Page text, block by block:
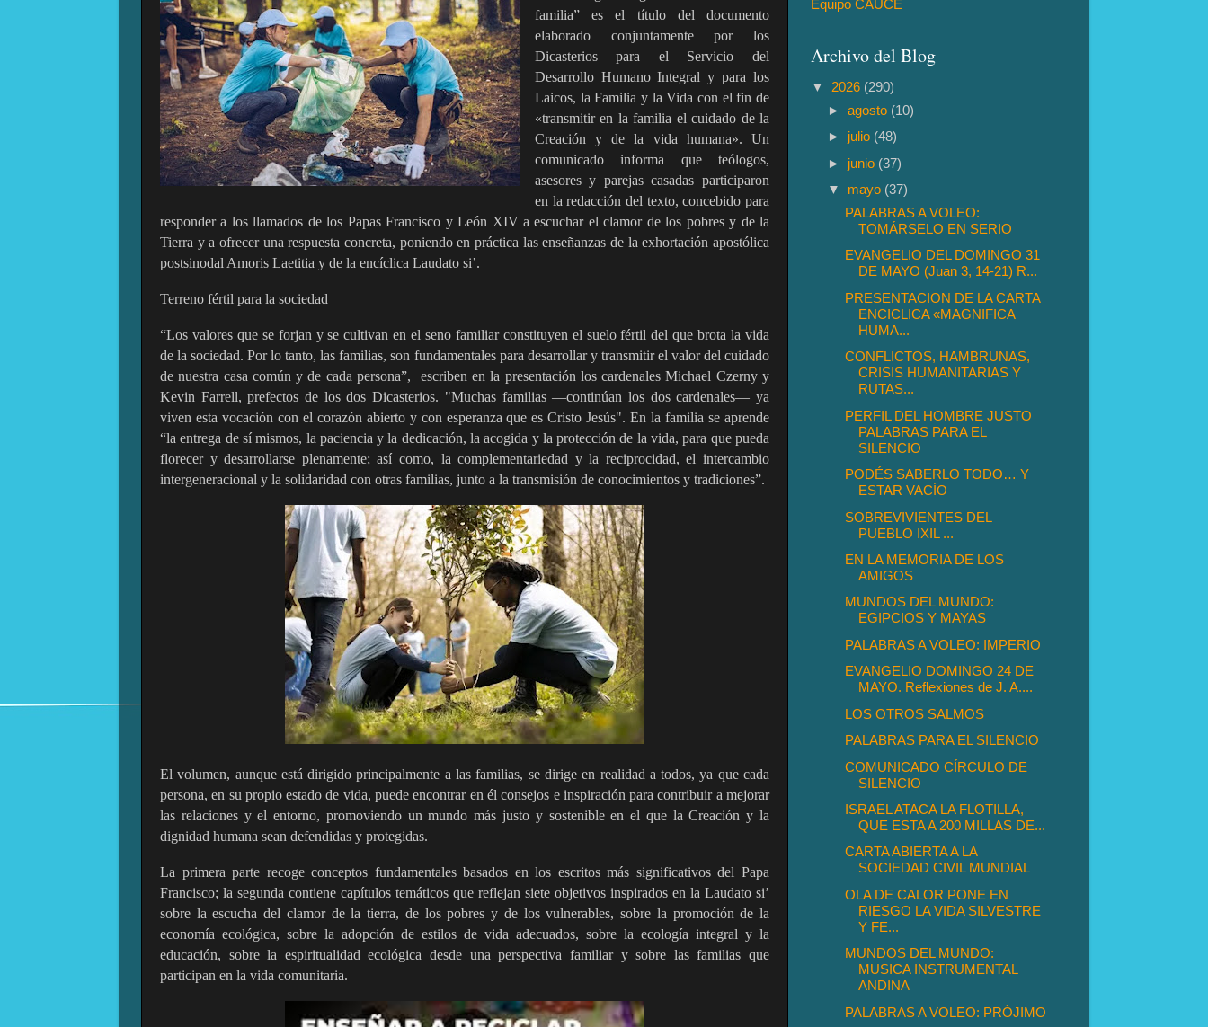
familia” es el título del documento
elaborado conjuntamente por los
Dicasterios para el Servicio del
Desarrollo Humano Integral y para los
Laicos, la Familia y la Vida con el fin de
«transmitir en la familia el cuidado de la
Creación y de la vida humana». Un
comunicado informa que teólogos,
asesores y parejas casadas participaron
en la redacción del texto, concebido para
responder a los llamados de los Papas Francisco y León XIV a escuchar el clamor de los pobres y de la
Tierra y a ofrecer una respuesta concreta, poniendo en práctica las enseñanzas de la exhortación apostólica
postsinodal Amoris Laetitia y de la encíclica Laudato si’.
Terreno fértil para la sociedad
“Los valores que se forjan y se cultivan en el seno familiar constituyen el suelo fértil del que brota la vida
de la sociedad. Por lo tanto, las familias, son fundamentales para desarrollar y transmitir el valor del cuidado
de nuestra casa común y de cada persona”, escriben en la presentación los cardenales Michael Czerny y
Kevin Farrell, prefectos de los dos Dicasterios. "Muchas familias —continúan los dos cardenales— ya
viven esta vocación con el corazón abierto y con esperanza que es Cristo Jesús". En la familia se aprende
“la entrega de sí mismos, la paciencia y la dedicación, la acogida y la protección de la vida, para que pueda
florecer y desarrollarse plenamente; así como, la complementariedad y la reciprocidad, el intercambio
intergeneracional y la solidaridad con otras familias, junto a la transmisión de conocimientos y tradiciones”.
El volumen, aunque está dirigido principalmente a las familias, se dirige en realidad a todos, ya que cada
persona, en su propio estado de vida, puede encontrar en él consejos e inspiración para contribuir a mejorar
las relaciones y el entorno, promoviendo un mundo más justo y sostenible en el que la Creación y la
dignidad humana sean defendidas y protegidas.
La primera parte recoge conceptos fundamentales basados en los escritos más significativos del Papa
Francisco; la segunda contiene capítulos temáticos que reflejan siete objetivos inspirados en la Laudato si’
sobre la escucha del clamor de la tierra, de los pobres y de los vulnerables, sobre la promoción de la
economía ecológica, sobre la adopción de estilos de vida adecuados, sobre la ecología integral y la
educación, sobre la espiritualidad ecológica desde una perspectiva familiar y sobre las familias que
participan en la vida comunitaria.
Equipo CAUCE
Archivo del Blog
▼ 2026 (290)
►agosto (10)
► julio (48)
► junio (37)
▼ mayo (37)
PALABRAS A VOLEO:
TOMÁRSELO EN SERIO
EVANGELIO DEL DOMINGO 31
DE MAYO (Juan 3, 14-21) R...
PRESENTACION DE LA CARTA
ENCICLICA «MAGNIFICA
HUMA...
CONFLICTOS, HAMBRUNAS,
CRISIS HUMANITARIAS Y
RUTAS...
PERFIL DEL HOMBRE JUSTO
PALABRAS PARA EL
SILENCIO
PODÉS SABERLO TODO… Y
ESTAR VACÍO
SOBREVIVIENTES DEL
PUEBLO IXIL ...
EN LA MEMORIA DE LOS
AMIGOS
MUNDOS DEL MUNDO:
EGIPCIOS Y MAYAS
PALABRAS A VOLEO: IMPERIO
EVANGELIO DOMINGO 24 DE
MAYO. Reflexiones de J. A....
LOS OTROS SALMOS
PALABRAS PARA EL SILENCIO
COMUNICADO CÍRCULO DE
SILENCIO
ISRAEL ATACA LA FLOTILLA,
QUE ESTA A 200 MILLAS DE...
CARTA ABIERTA A LA
SOCIEDAD CIVIL MUNDIAL
OLA DE CALOR PONE EN
RIESGO LA VIDA SILVESTRE
Y FE...
MUNDOS DEL MUNDO:
MUSICA INSTRUMENTAL
ANDINA
PALABRAS A VOLEO: PRÓJIMO